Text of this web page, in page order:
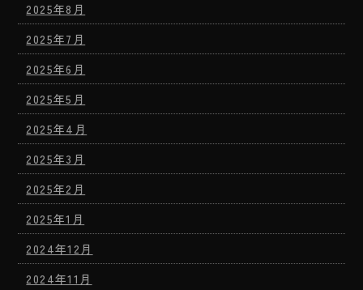
2025年8月
2025年7月
2025年6月
2025年5月
2025年4月
2025年3月
2025年2月
2025年1月
2024年12月
2024年11月